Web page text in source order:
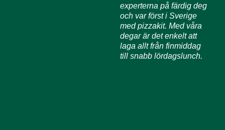
experterna på färdig deg
och var först i Sverige
med pizzakit. Med våra
degar är det enkelt att
laga allt från finmiddag
till snabb lördagslunch.